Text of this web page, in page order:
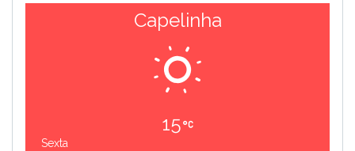
Capelinha
15
Sexta